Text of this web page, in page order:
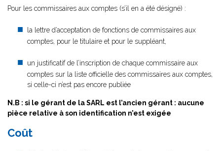
Pour les commissaires aux comptes (s’il en a été désigné) :
la lettre d’acceptation de fonctions de commissaires aux
comptes, pour le titulaire et pour le suppléant,
un justificatif de l’inscription de chaque commissaire aux
comptes sur la liste officielle des commissaires aux comptes,
si celle-ci n’est pas encore publiée
N.B : si le gérant de la SARL est l’ancien gérant : aucune
pièce relative à son identification n’est exigée
Coût